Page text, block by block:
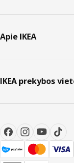
Apie IKEA
IKEA prekybos